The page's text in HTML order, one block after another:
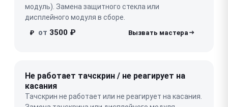
модуль). Замена защитного стекла или
дисплейного модуля в сборе.
₽ от 3500 ₽
Не работает тачскрин / не реагирует на
касания
Тачскрин не работает или не реагирует на касания.